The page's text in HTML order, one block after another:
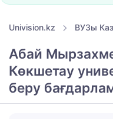
Univision.kz ВУЗы
Абай
Көкшетау
беру